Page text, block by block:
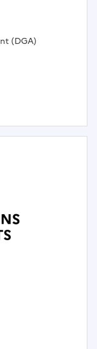
(DGA)
Exploitation